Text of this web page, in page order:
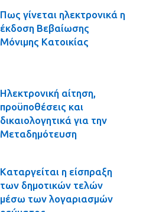
Πως γίνεται ηλεκτρονικά η
έκδοση Βεβαίωσης
Μόνιμης Κατοικίας
Ηλεκτρονική αίτηση,
προϋποθέσεις και
δικαιολογητικά για την
Μεταδημότευση
Καταργείται η είσπραξη
των δημοτικών τελών
μέσω των λογαριασμών